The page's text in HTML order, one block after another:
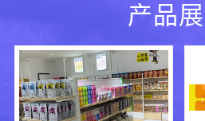
产品